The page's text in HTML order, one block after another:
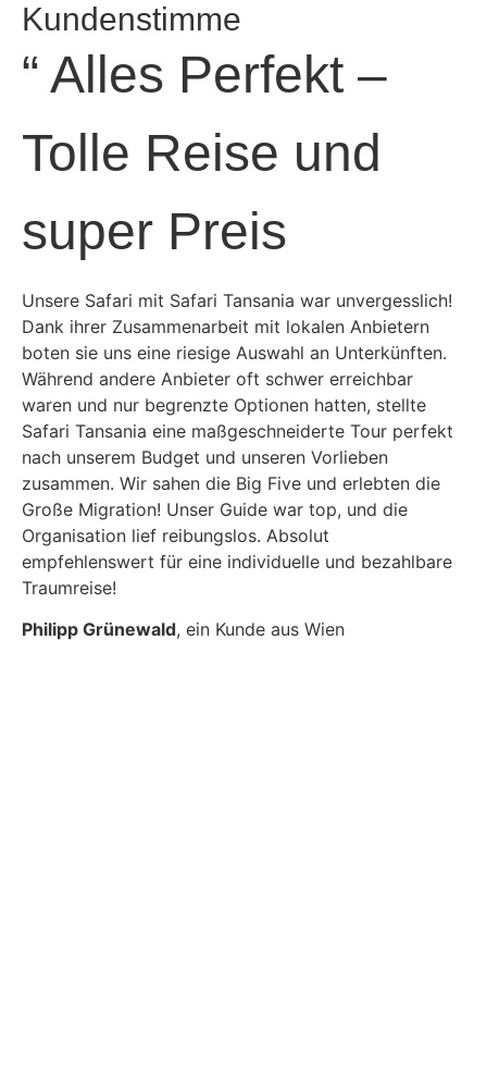
Kundenstimme
“ Alles Perfekt –
Tolle Reise und
super Preis
Unsere Safari mit Safari Tansania war unvergesslich!
Dank ihrer Zusammenarbeit mit lokalen Anbietern
boten sie uns eine riesige Auswahl an Unterkünften.
Während andere Anbieter oft schwer erreichbar
waren und nur begrenzte Optionen hatten, stellte
Safari Tansania eine maßgeschneiderte Tour perfekt
nach unserem Budget und unseren Vorlieben
zusammen. Wir sahen die Big Five und erlebten die
Große Migration! Unser Guide war top, und die
Organisation lief reibungslos. Absolut
empfehlenswert für eine individuelle und bezahlbare
Traumreise!
Philipp Grünewald, ein Kunde aus Wien